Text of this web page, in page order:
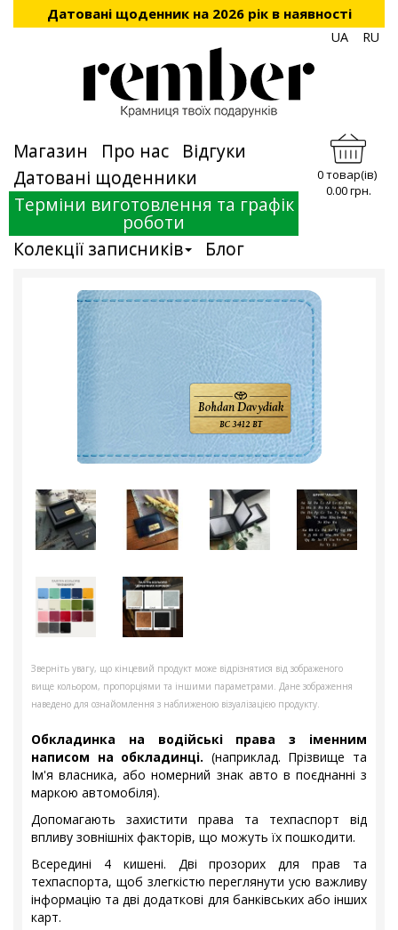
Датовані щоденник на 2026 рік в наявності
UA RU
Магазин Про нас
Відгуки
Датовані щоденники
Терміни виготовлення та графік
роботи
Колекції записників
Блог
0 товар(ів)
0.00 грн.
Зверніть увагу, що кінцевий продукт може відрізнятися від зображеного
вище кольором, пропорціями та іншими параметрами. Дане зображення
наведено для ознайомлення з наближеною візуалізацією продукту.
Обкладинка на водійські права з іменним
написом на обкладинці. (наприклад. Прізвище та
Ім'я власника, або номерний знак авто в поєднанні з
маркою автомобіля).
Допомагають захистити права та техпаспорт від
впливу зовнішніх факторів, що можуть їх пошкодити.
Всередині 4 кишені. Дві прозорих для прав та
техпаспорта, щоб злегкістю переглянути усю важливу
інформацію та дві додаткові для банківських або інших
карт.